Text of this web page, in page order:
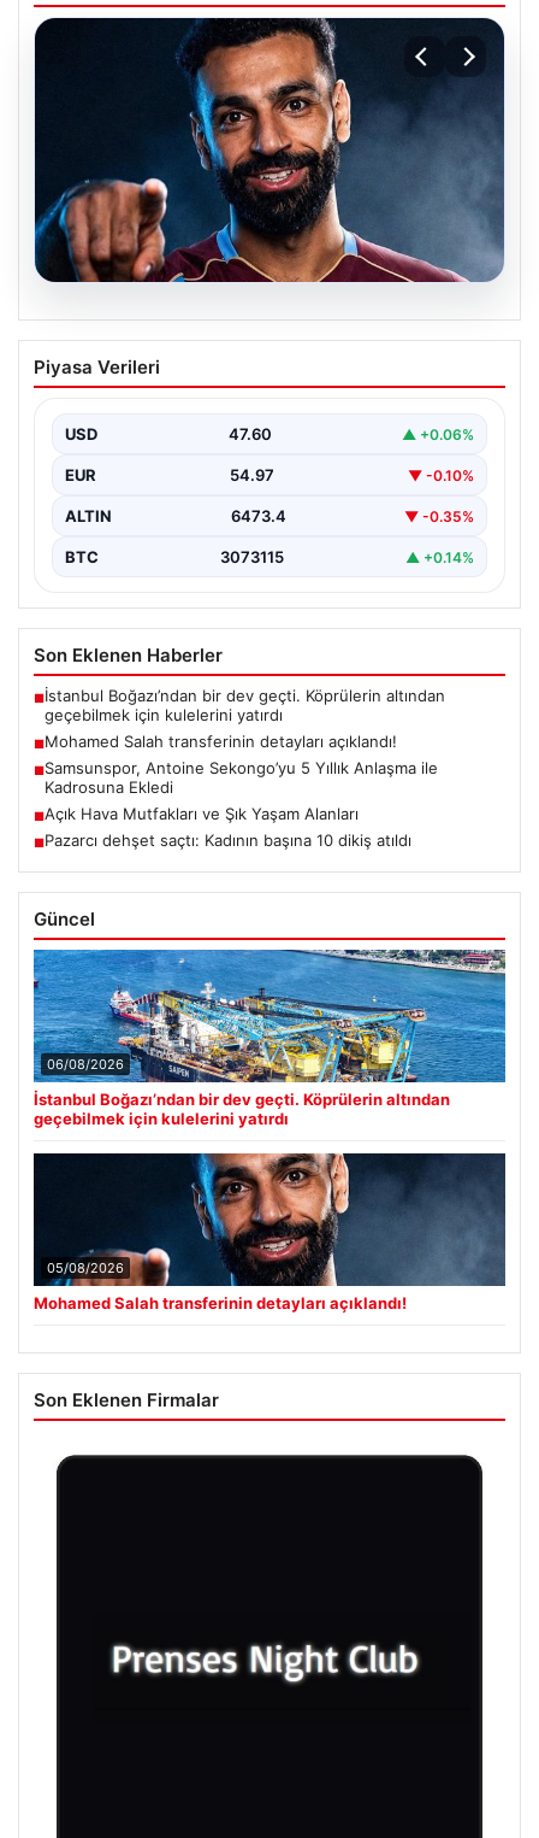
05.08.2026
Mohamed Salah transferinin detayları
açıklandı!
Piyasa Verileri
USD 47.60 ▲ +0.06%
EUR 54.97 ▼ -0.10%
ALTIN 6473.4 ▼ -0.35%
BTC 3073115 ▲ +0.14%
Son Eklenen Haberler
■İstanbul Boğazı’ndan bir dev geçti. Köprülerin altından
geçebilmek için kulelerini yatırdı
■Mohamed Salah transferinin detayları açıklandı!
■Samsunspor, Antoine Sekongo’yu 5 Yıllık Anlaşma ile
Kadrosuna Ekledi
■Açık Hava Mutfakları ve Şık Yaşam Alanları
■Pazarcı dehşet saçtı: Kadının başına 10 dikiş atıldı
Güncel
06/08/2026
İstanbul Boğazı’ndan bir dev geçti. Köprülerin altından
geçebilmek için kulelerini yatırdı
05/08/2026
Mohamed Salah transferinin detayları açıklandı!
Son Eklenen Firmalar